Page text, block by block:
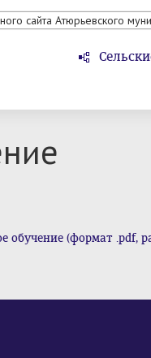
сайта Атюрьевского
(формат .pdf,